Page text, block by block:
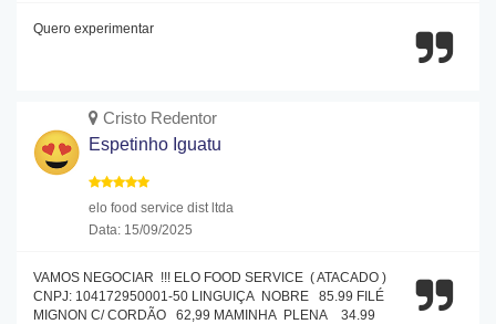
Quero experimentar
Cristo Redentor
Espetinho Iguatu
elo food service dist ltda
Data: 15/09/2025
VAMOS NEGOCIAR !!! ELO FOOD SERVICE ( ATACADO )
CNPJ: 104172950001-50 LINGUIÇA NOBRE 85.99 FILÉ
MIGNON C/ CORDÃO 62,99 MAMINHA PLENA 34.99